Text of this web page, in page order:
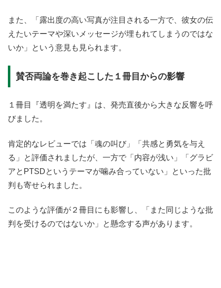
また、「露出度の高い写真が注目される一方で、彼女の伝
えたいテーマや深いメッセージが埋もれてしまうのではな
いか」という意見も見られます。
賛否両論を巻き起こした１冊目からの影響
１冊目『透明を満たす』は、発売直後から大きな反響を呼
びました。
肯定的なレビューでは「魂の叫び」「共感と勇気を与え
る」と評価されましたが、一方で「内容が浅い」「グラビ
アとPTSDというテーマが噛み合っていない」といった批
判も寄せられました。
このような評価が２冊目にも影響し、「また同じような批
判を受けるのではないか」と懸念する声があります。